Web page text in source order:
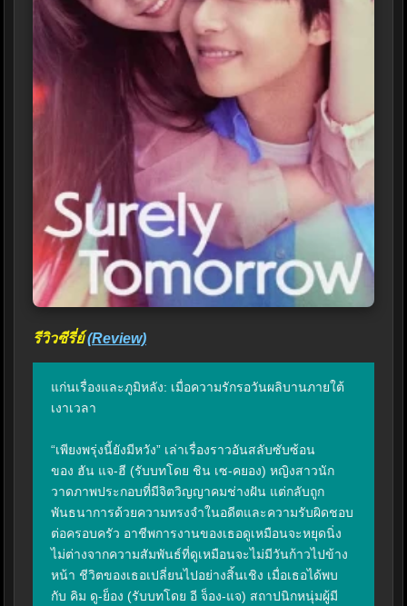
รีวิวซีรี่ย์(Review)
แก่นเรื่องและภูมิหลัง: เมื่อความรักรอวันผลิบานภายใต้
เงาเวลา
“เพียงพรุ่งนี้ยังมีหวัง” เล่าเรื่องราวอันสลับซับซ้อน
ของ ฮัน แจ-ฮี (รับบทโดย ชิน เซ-คยอง) หญิงสาวนัก
วาดภาพประกอบที่มีจิตวิญญาคมช่างฝัน แต่กลับถูก
พันธนาการด้วยความทรงจำในอดีตและความรับผิดชอบ
ต่อครอบครัว อาชีพการงานของเธอดูเหมือนจะหยุดนิ่ง
ไม่ต่างจากความสัมพันธ์ที่ดูเหมือนจะไม่มีวันก้าวไปข้าง
หน้า ชีวิตของเธอเปลี่ยนไปอย่างสิ้นเชิง เมื่อเธอได้พบ
กับ คิม ดู-ย็อง (รับบทโดย อี จ็อง-แจ) สถาปนิกหนุ่มผู้มี